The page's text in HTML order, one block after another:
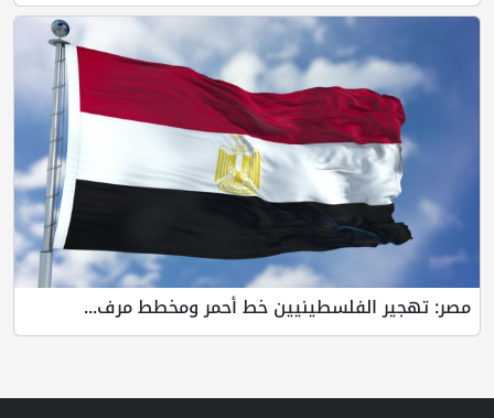
مصر: تهجير الفلسطينيين خط أحمر ومخطط مرف...